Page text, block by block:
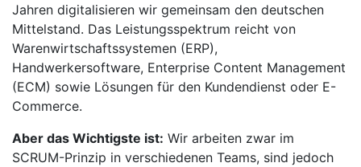
Jahren digitalisieren wir gemeinsam den deutschen
Mittelstand. Das Leistungsspektrum reicht von
Warenwirtschaftssystemen (ERP),
Handwerkersoftware, Enterprise Content Management
(ECM) sowie Lösungen für den Kundendienst oder E-
Commerce.
Aber das Wichtigste ist: Wir arbeiten zwar im
SCRUM-Prinzip in verschiedenen Teams, sind jedoch